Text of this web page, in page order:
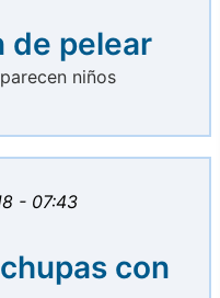
de pelear
niños
- 07:43
con